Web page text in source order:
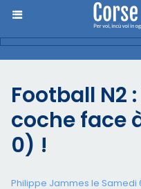
Football N2
coche face
0) !
Philippe Jammes le Samedi